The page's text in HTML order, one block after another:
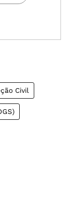
Civil